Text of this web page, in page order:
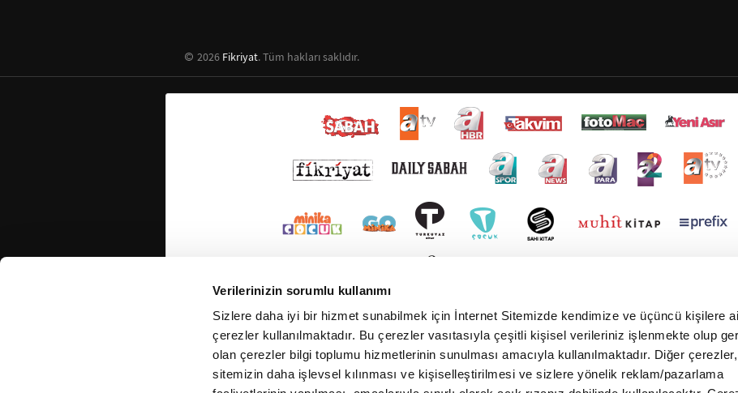
Verilerinizin sorumlu kullanımı
Sizlere daha iyi bir hizmet sunabilmek için İnternet Sitemizde kendimize ve üçüncü kişilere
çerezler kullanılmaktadır. Bu çerezler vasıtasıyla çeşitli kişisel verileriniz işlenmekte olup
olan çerezler bilgi toplumu hizmetlerinin sunulması amacıyla kullanılmaktadır. Diğer çerezler,
sitemizin daha işlevsel kılınması ve kişiselleştirilmesi ve sizlere yönelik reklam/pazarlama
2026 Fikriyat. Tüm hakları saklıdır.